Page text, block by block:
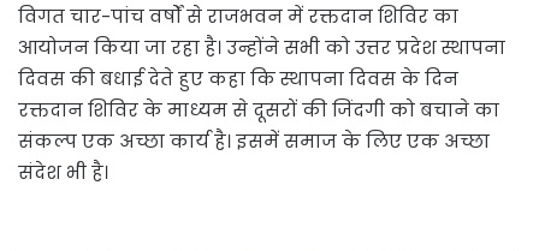
विगत चार-पांच वर्षों से राजभवन में रक्तदान शिविर का
आयोजन किया जा रहा है। उन्होंने सभी को उत्तर प्रदेश स्थापना
दिवस की बधाई देते हुए कहा कि स्थापना दिवस के दिन
रक्तदान शिविर के माध्यम से दूसरों की जिंदगी को बचाने का
संकल्प एक अच्छा कार्य है। इसमें समाज के लिए एक अच्छा
संदेश भी है।